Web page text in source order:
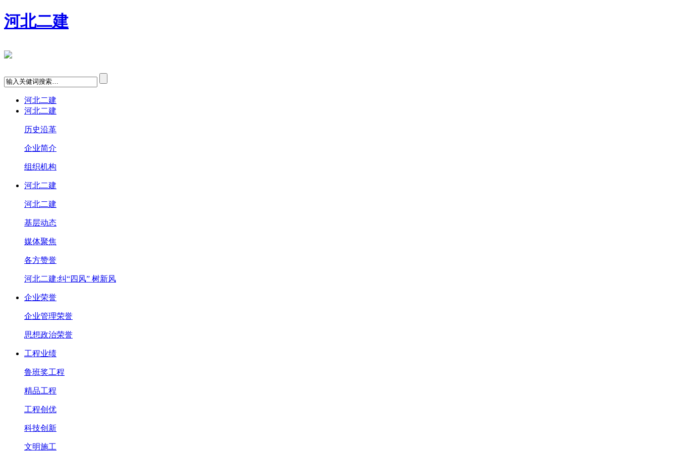
河北二建
河北二建
河北二建
历史沿革
企业简介
组织机构
河北二建
河北二建
基层动态
媒体聚焦
各方赞誉
河北二建:纠“四风” 树新风
企业荣誉
企业管理荣誉
思想政治荣誉
工程业绩
鲁班奖工程
精品工程
工程创优
科技创新
文明施工